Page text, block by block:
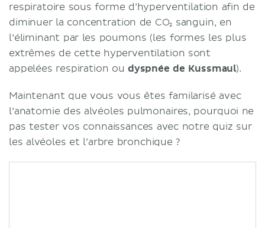
respiratoire sous forme d’hyperventilation afin de
diminuer la concentration de CO₂ sanguin, en
l’éliminant par les poumons (les formes les plus
extrêmes de cette hyperventilation sont
appelées respiration ou dyspnée de Kussmaul).
Maintenant que vous vous êtes familarisé avec
l’anatomie des alvéoles pulmonaires, pourquoi ne
pas tester vos connaissances avec notre quiz sur
les alvéoles et l’arbre bronchique ?